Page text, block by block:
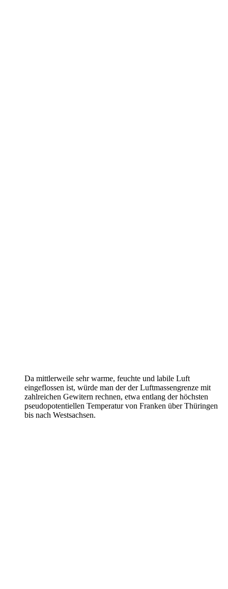
Da mittlerweile sehr warme, feuchte und labile Luft
eingeflossen ist, würde man der der Luftmassengrenze mit
zahlreichen Gewitern rechnen, etwa entlang der höchsten
pseudopotentiellen Temperatur von Franken über Thüringen
bis nach Westsachsen.